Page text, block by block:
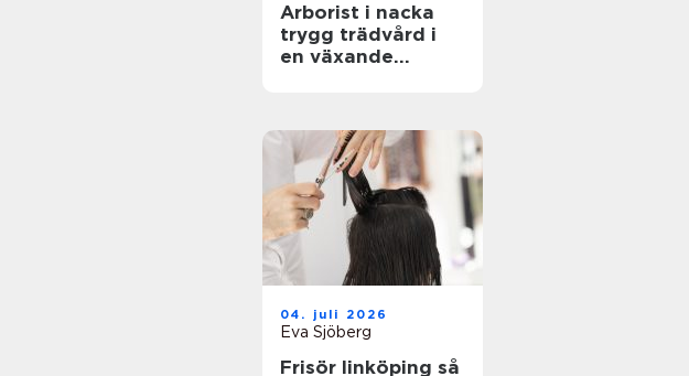
Arborist i nacka
trygg trädvård i
en växande
04. juli 2026
Eva Sjöberg
Frisör linköping så